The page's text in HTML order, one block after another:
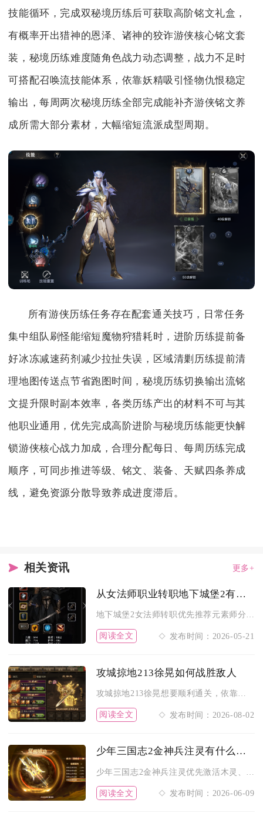
技能循环，完成双秘境历练后可获取高阶铭文礼盒，
有概率开出猎神的恩泽、诸神的狡诈游侠核心铭文套
装，秘境历练难度随角色战力动态调整，战力不足时
可搭配召唤流技能体系，依靠妖精吸引怪物仇恨稳定
输出，每周两次秘境历练全部完成能补齐游侠铭文养
成所需大部分素材，大幅缩短流派成型周期。
所有游侠历练任务存在配套通关技巧，日常任务
集中组队刷怪能缩短魔物狩猎耗时，进阶历练提前备
好冰冻减速药剂减少拉扯失误，区域清剿历练提前清
理地图传送点节省跑图时间，秘境历练切换输出流铭
文提升限时副本效率，各类历练产出的材料不可与其
他职业通用，优先完成高阶进阶与秘境历练能更快解
锁游侠核心战力加成，合理分配每日、每周历练完成
顺序，可同步推进等级、铭文、装备、天赋四条养成
线，避免资源分散导致养成进度滞后。
相关资讯 更多+
从女法师职业转职地下城堡2有哪些推荐
地下城堡2女法师转职优先推荐元素师分支（岩浆法师、传奇法师）...
阅读全文 发布时间：2026-05-21
攻城掠地213徐晃如何战胜敌人
阅读全文 发布时间：2026-08-02
少年三国志2金神兵注灵有什么技巧吗
阅读全文 发布时间：2026-06-09